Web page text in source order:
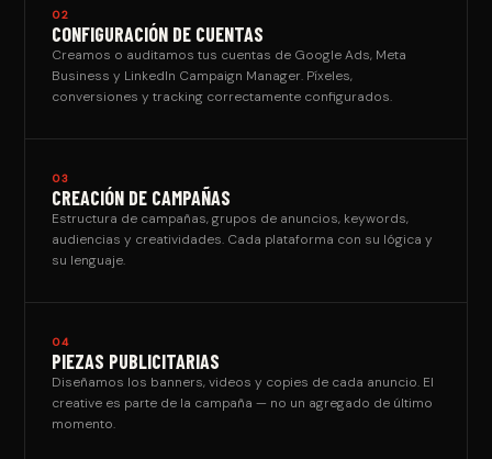
02
CONFIGURACIÓN DE CUENTAS
Creamos o auditamos tus cuentas de Google Ads, Meta
Business y LinkedIn Campaign Manager. Píxeles,
conversiones y tracking correctamente configurados.
03
CREACIÓN DE CAMPAÑAS
Estructura de campañas, grupos de anuncios, keywords,
audiencias y creatividades. Cada plataforma con su lógica y
su lenguaje.
04
PIEZAS PUBLICITARIAS
Diseñamos los banners, videos y copies de cada anuncio. El
creative es parte de la campaña — no un agregado de último
momento.